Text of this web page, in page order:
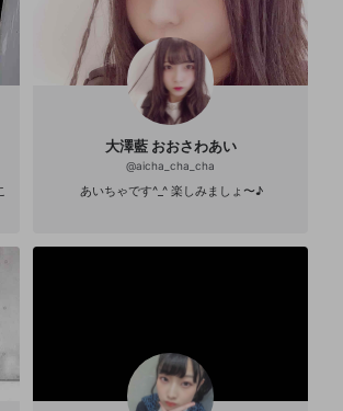
大澤藍 おおさわあい
@aicha_cha_cha
あいちゃです^_^ 楽しみましょ〜♪